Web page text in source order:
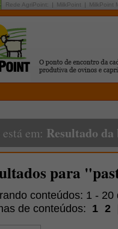
Rede AgriPoint: MilkPoint MilkPoint
em: Resultado da
para
conteúdos: 1 - 20
de conteúdos: 1 2